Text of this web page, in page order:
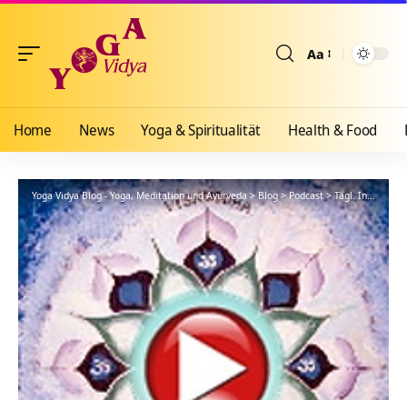
Aa
Home News Yoga & Spiritualität Health & Food
Yoga Vidya Blog - Yoga, Meditation und Ayurveda>Blog>Podcast>Tägl. Inspiration